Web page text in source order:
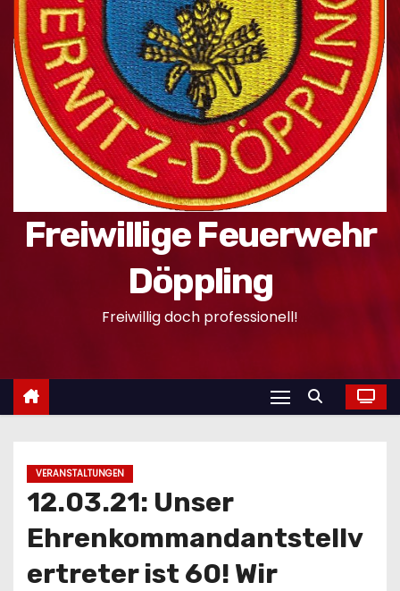
Freiwillige Feuerwehr
Döppling
Freiwillig doch professionell!
VERANSTALTUNGEN
12.03.21: Unser
Ehrenkommandantstellv
ertreter ist 60! Wir